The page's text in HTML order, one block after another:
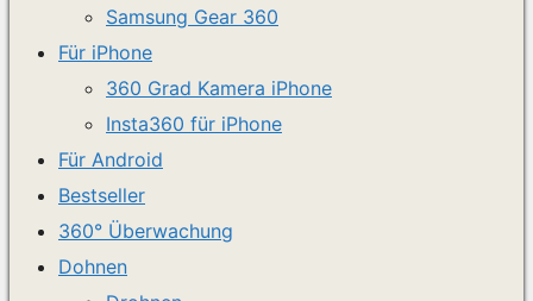
Samsung Gear 360
Für iPhone
360 Grad Kamera iPhone
Insta360 für iPhone
Für Android
Bestseller
360° Überwachung
Dohnen